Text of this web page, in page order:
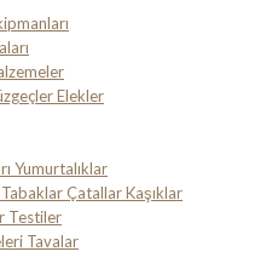
Elekler
Yumurtalıklar
Tabaklar Çatallar Kaşıklar
Testiler
Tavalar